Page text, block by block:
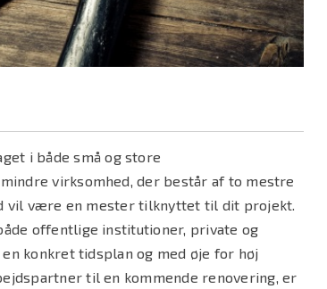
i både små og store
virksomhed, der består af to mestre
vil være en mester tilknyttet til dit projekt.
offentlige institutioner, private og
konkret tidsplan og med øje for høj
til en kommende renovering, er